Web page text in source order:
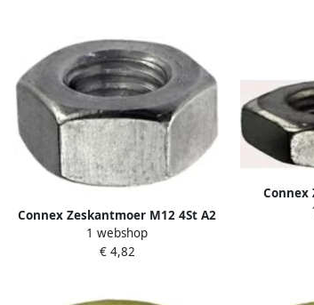
Connex Zeskantmoer M12 4St A2
KY4620012
1 webshop
€ 4,82
Connex